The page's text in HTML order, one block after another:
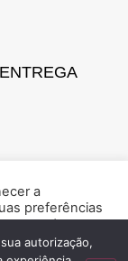
a
preferências
concorda com a
autorização,